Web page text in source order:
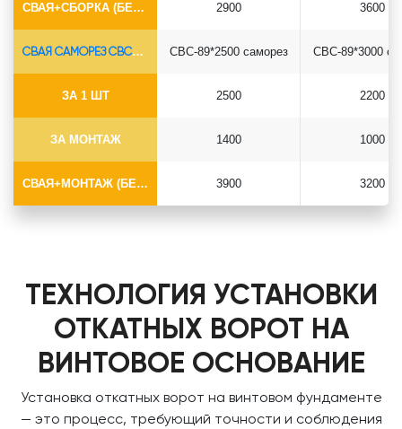
СВАЯ+СБОРКА (БЕЗ ОГОЛОВКА) 2900 3600
СВАЯ САМОРЕЗ СВС-Ø89*6.5
ЗА 1 ШТ
ЗА МОНТАЖ
СВАЯ+МОНТАЖ (БЕЗ ОГОЛОВКА)
СВС-89*2500 саморез
2500
1400
3900
СВС-89*3000
2200
1000
3200
ТЕХНОЛОГИЯ УСТАНОВКИ
ОТКАТНЫХ ВОРОТ НА
ВИНТОВОЕ ОСНОВАНИЕ
Установка откатных ворот на винтовом фундаменте
— это процесс, требующий точности и соблюдения